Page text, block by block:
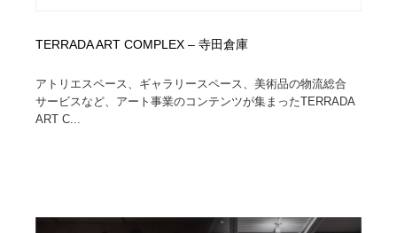
TERRADA ART COMPLEX – 寺田倉庫
アトリエスペース、ギャラリースペース、美術品の物流総合
サービスなど、アート事業のコンテンツが集まったTERRADA
ART C...